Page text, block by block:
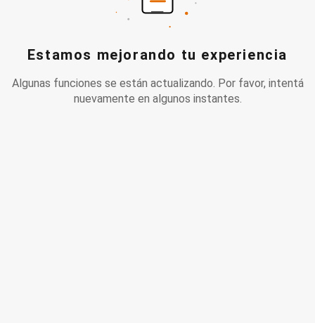
Estamos mejorando tu experiencia
Algunas funciones se están actualizando. Por favor, intentá
nuevamente en algunos instantes.